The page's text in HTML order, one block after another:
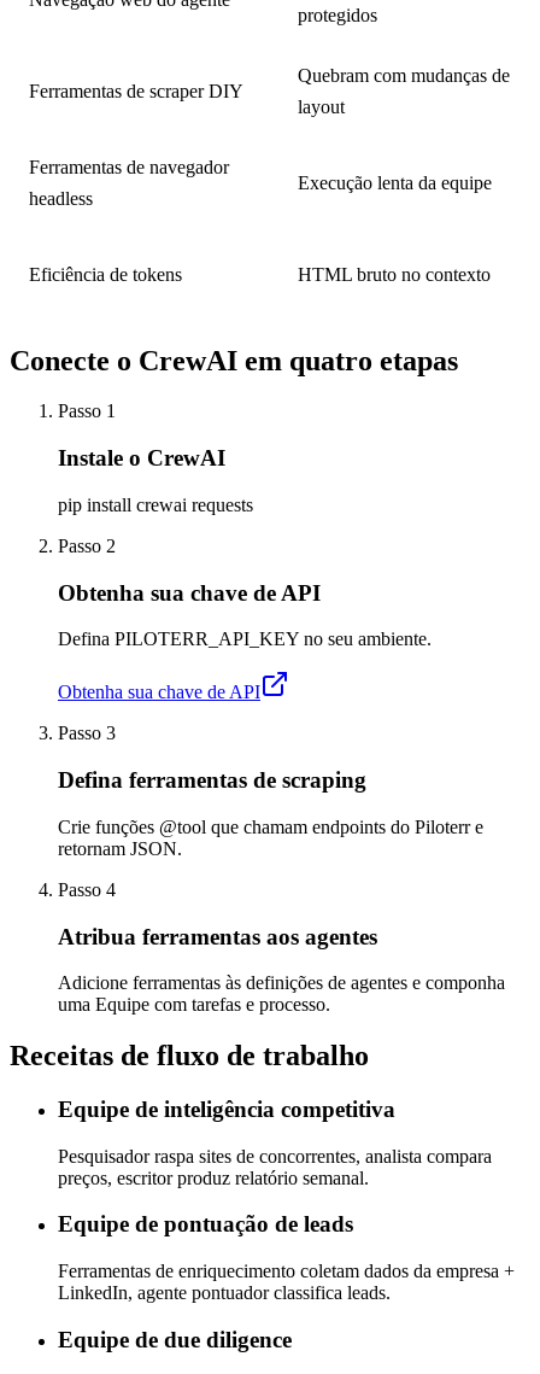
protegidos
Ferramentas de scraper DIY
Quebram com mudanças de
layout
Ferramentas de navegador
headless
Execução lenta da equipe
Eficiência de tokens HTML bruto no contexto
Conecte o CrewAI em quatro etapas
Passo 1
Instale o CrewAI
pip install crewai requests
Passo 2
Obtenha sua chave de API
Defina PILOTERR_API_KEY no seu ambiente.
Obtenha sua chave de API
Passo 3
Defina ferramentas de scraping
Crie funções @tool que chamam endpoints do Piloterr e
retornam JSON.
Passo 4
Atribua ferramentas aos agentes
Adicione ferramentas às definições de agentes e componha
uma Equipe com tarefas e processo.
Receitas de fluxo de trabalho
Equipe de inteligência competitiva
Pesquisador raspa sites de concorrentes, analista compara
preços, escritor produz relatório semanal.
Equipe de pontuação de leads
Ferramentas de enriquecimento coletam dados da empresa +
LinkedIn, agente pontuador classifica leads.
Equipe de due diligence